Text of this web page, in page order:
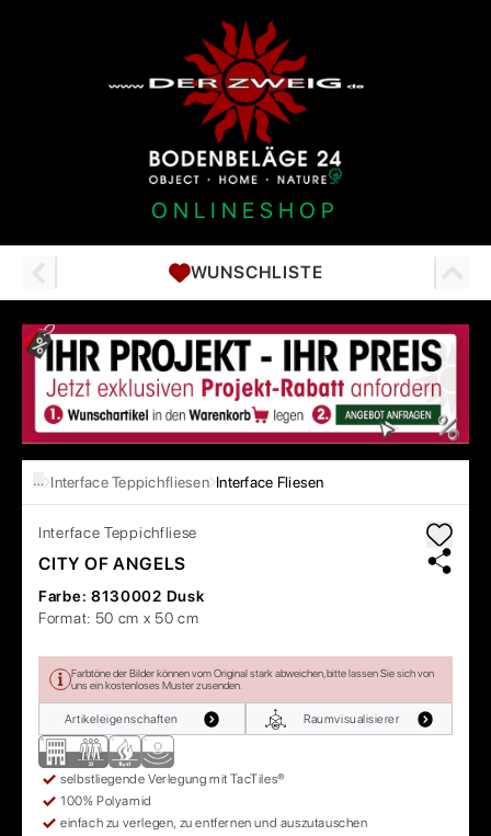
ONLINESHOP
WUNSCHLISTE
… Interface Teppichfliesen Interface Fliesen
Interface Teppichfliese
CITY OF ANGELS
Farbe: 8130002 Dusk
Format: 50 cm x 50 cm
Farbtöne der Bilder können vom Original stark abweichen, bitte lassen Sie sich von
uns ein kostenloses Muster zusenden.
Artikeleigenschaften Raumvisualisierer
selbstliegende Verlegung mit TacTiles®
100% Polyamid
einfach zu verlegen, zu entfernen und auszutauschen